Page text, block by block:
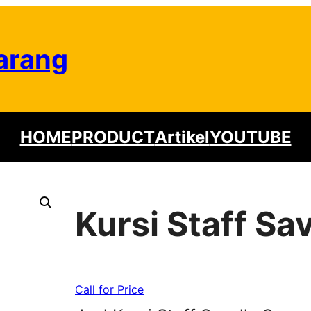
HOMEPRODUCTArtikelYOUTUBE
Kursi Staff
Call for Price